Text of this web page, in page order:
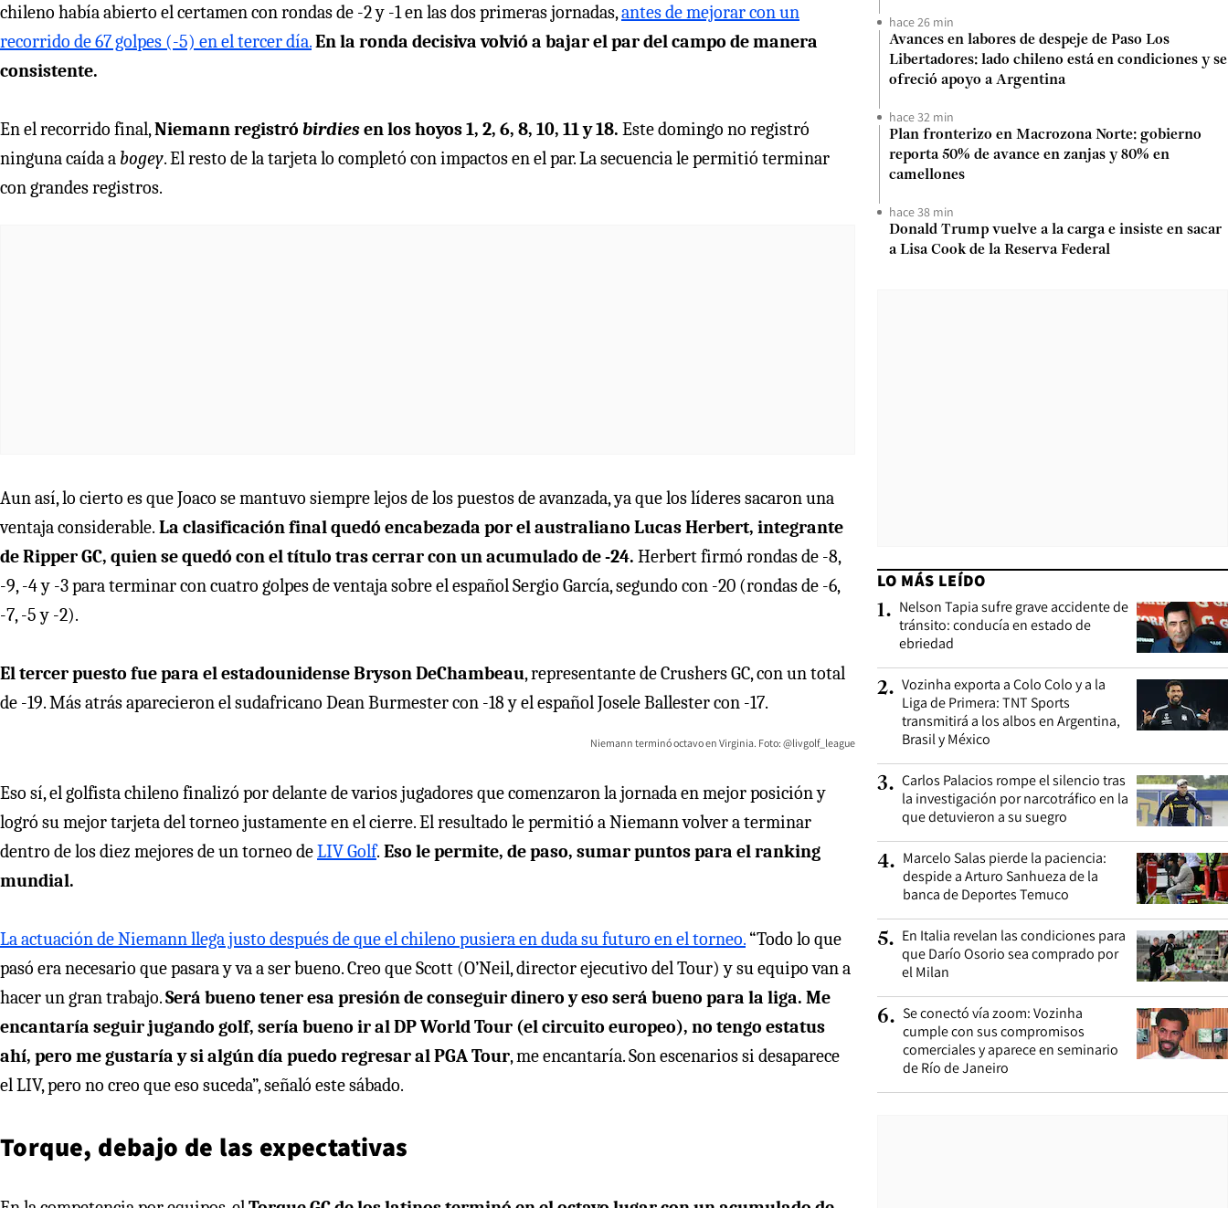
chileno había abierto el certamen con rondas de -2 y -1 en las dos primeras jornadas,antes de mejorar con un
recorrido de 67 golpes (-5) en el tercer día.En la ronda decisiva volvió a bajar el par del campo de manera
consistente.
En el recorrido final,Niemann registró birdiesen los hoyos 1, 2, 6, 8, 10, 11 y 18. Este domingo no registró
ninguna caída a bogey. El resto de la tarjeta lo completó con impactos en el par. La secuencia le permitió terminar
con grandes registros.
Aun así, lo cierto es que Joaco se mantuvo siempre lejos de los puestos de avanzada, ya que los líderes sacaron una
ventaja considerable. La clasificación final quedó encabezada por el australiano Lucas Herbert, integrante
de Ripper GC, quien se quedó con el título tras cerrar con un acumulado de -24. Herbert firmó rondas de -8,
-9, -4 y -3 para terminar con cuatro golpes de ventaja sobre el español Sergio García, segundo con -20 (rondas de -6,
-7, -5 y -2).
El tercer puesto fue para el estadounidense Bryson DeChambeau, representante de Crushers GC, con un total
de -19. Más atrás aparecieron el sudafricano Dean Burmester con -18 y el español Josele Ballester con -17.
Niemann terminó octavo en Virginia. Foto: @livgolf_league
Eso sí, el golfista chileno finalizó por delante de varios jugadores que comenzaron la jornada en mejor posición y
logró su mejor tarjeta del torneo justamente en el cierre. El resultado le permitió a Niemann volver a terminar
dentro de los diez mejores de un torneo deLIV Golf. Eso le permite, de paso, sumar puntos para el ranking
mundial.
La actuación de Niemann llega justo después de que el chileno pusiera en duda su futuro en el torneo. “Todo lo que
pasó era necesario que pasara y va a ser bueno. Creo que Scott (O’Neil, director ejecutivo del Tour) y su equipo van a
hacer un gran trabajo.Será bueno tener esa presión de conseguir dinero y eso será bueno para la liga. Me
encantaría seguir jugando golf, sería bueno ir al DP World Tour (el circuito europeo), no tengo estatus
ahí, pero me gustaría y si algún día puedo regresar al PGA Tour, me encantaría. Son escenarios si desaparece
el LIV, pero no creo que eso suceda”, señaló este sábado.
Torque, debajo de las expectativas
hace 26 min
Avances en labores de despeje de Paso Los
Libertadores: lado chileno está en condiciones y se
ofreció apoyo a Argentina
hace 32 min
Plan fronterizo en Macrozona Norte: gobierno
reporta 50% de avance en zanjas y 80% en
camellones
hace 38 min
Donald Trump vuelve a la carga e insiste en sacar
a Lisa Cook de la Reserva Federal
LO MÁS LEÍDO
1. Nelson Tapia sufre grave accidente de
tránsito: conducía en estado de
ebriedad
2. Vozinha exporta a Colo Colo y a la
Liga de Primera: TNT Sports
transmitirá a los albos en Argentina,
Brasil y México
3. Carlos Palacios rompe el silencio tras
la investigación por narcotráfico en la
que detuvieron a su suegro
4. Marcelo Salas pierde la paciencia:
despide a Arturo Sanhueza de la
banca de Deportes Temuco
5. En Italia revelan las condiciones para
que Darío Osorio sea comprado por
el Milan
6. Se conectó vía zoom: Vozinha
cumple con sus compromisos
comerciales y aparece en seminario
de Río de Janeiro